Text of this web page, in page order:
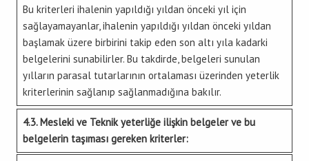
Bu kriterleri ihalenin yapıldığı yıldan önceki yıl için
sağlayamayanlar, ihalenin yapıldığı yıldan önceki yıldan
başlamak üzere birbirini takip eden son altı yıla kadarki
belgelerini sunabilirler. Bu takdirde, belgeleri sunulan
yılların parasal tutarlarının ortalaması üzerinden yeterlik
kriterlerinin sağlanıp sağlanmadığına bakılır.
4.3. Mesleki ve Teknik yeterliğe ilişkin belgeler ve bu
belgelerin taşıması gereken kriterler: